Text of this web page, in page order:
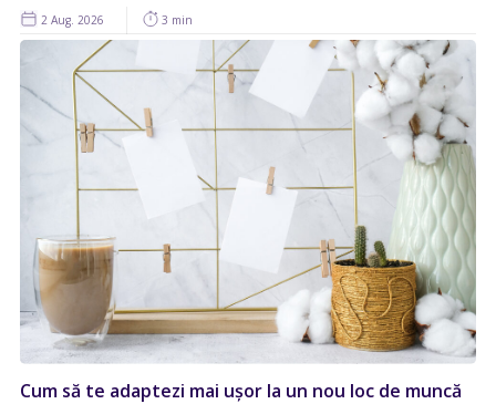
2 Aug. 2026 3 min
Cum să te adaptezi mai ușor la un nou loc de muncă